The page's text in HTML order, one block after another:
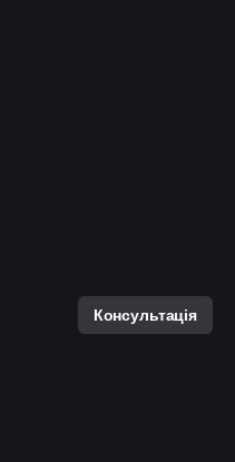
Консультація